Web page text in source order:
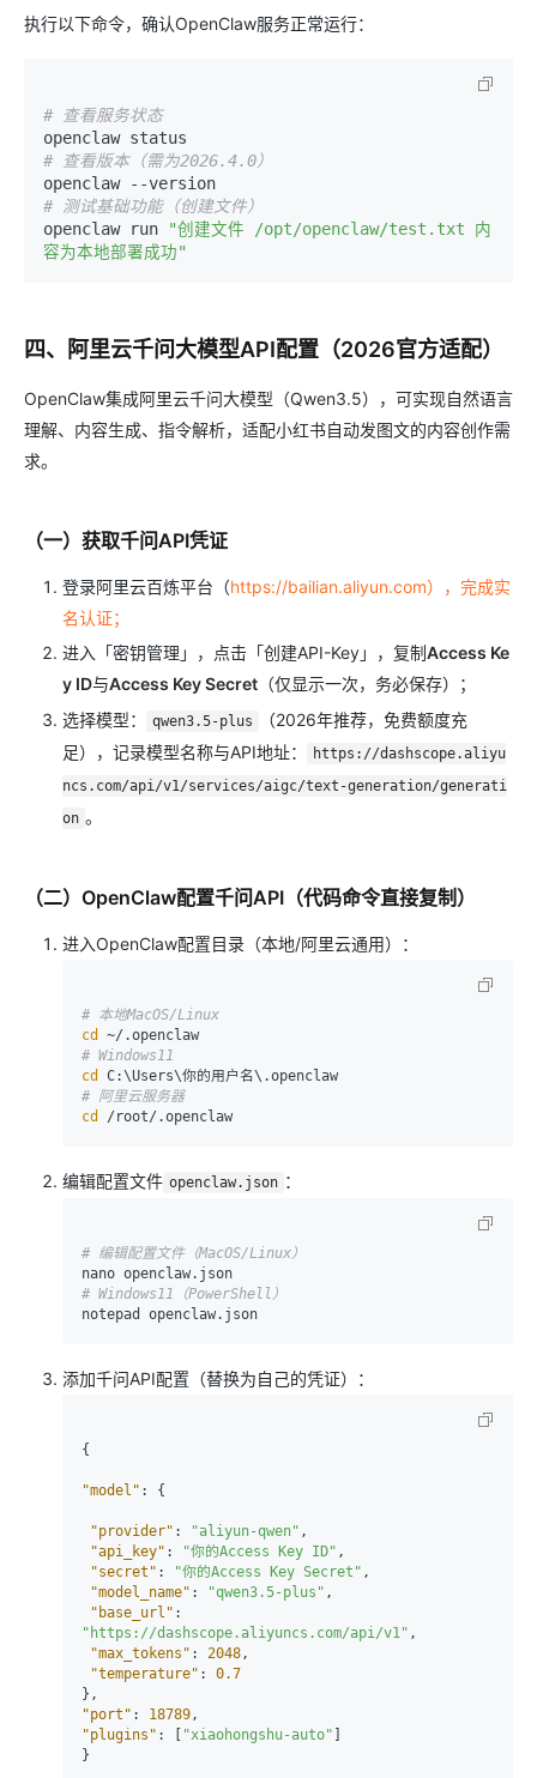
执行以下命令，确认OpenClaw服务正常运行：
# 查看服务状态
# 查看版本（需为2026.4.0）
# 测试基础功能（创建文件）
openclaw run
"创建文件 /opt/openclaw/test.txt 内
容为本地部署成功"
四、阿里云千问大模型API配置（2026官方适配）
OpenClaw集成阿里云千问大模型（Qwen3.5），可实现自然语言
理解、内容生成、指令解析，适配小红书自动发图文的内容创作需
求。
（一）获取千问API凭证
登录阿里云百炼平台（https://bailian.aliyun.com），完成实
名认证；
进入「密钥管理」，点击「创建API-Key」，复制Access Ke
y ID与Access Key Secret （仅显示一次，务必保存）；
选择模型：
qwen3.5-plus
（2026年推荐，免费额度充
足），记录模型名称与API地址：
https://dashscope.aliyu
ncs.com/api/v1/services/aigc/text-generation/generati
on 。
（二）OpenClaw配置千问API（代码命令直接复制）
进入OpenClaw配置目录（本地/阿里云通用）：
# 本地MacOS/Linux
cd
# Windows11
cd
# 阿里云服务器
cd
编辑配置文件 openclaw.json ：
# 编辑配置文件（MacOS/Linux）
# Windows11（PowerShell）
添加千问API配置（替换为自己的凭证）：
{
"model" : {
"provider" : "aliyun-qwen" ,
"api_key" : "你的Access Key ID" ,
"secret" : "你的Access Key Secret" ,
"model_name" : "qwen3.5-plus" ,
"base_url" :
"https://dashscope.aliyuncs.com/api/v1" ,
"max_tokens" : 2048,
"temperature" :
0.7
} ,
"port" : 18789,
"plugins" : [ "xiaohongshu-auto" ]
}